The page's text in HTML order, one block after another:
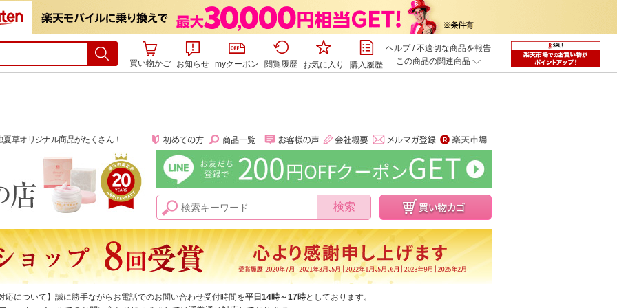
買い物かご お知らせ myクーポン 閲覧履歴 お気に入り 購入履歴
ヘルプ/不適切な商品を報告
この商品の関連商品